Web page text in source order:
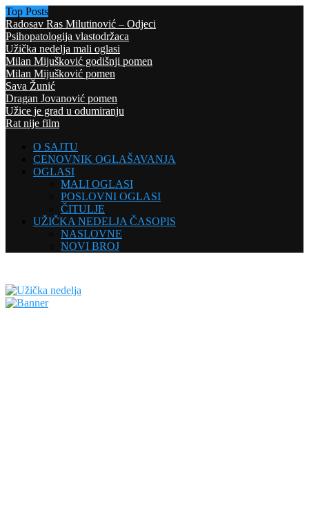
Top Posts
Radosav Ras Milutinović – Odjeci
Psihopatologija vlastodržaca
Užička nedelja mali oglasi
Milan Mijušković godišnji pomen
Milan Mijušković pomen
Sava Žunić
Dragan Jovanović pomen
Užice je grad u odumiranju
Rat nije film
O SAJTU
CENOVNIK OGLAŠAVANJA
OGLASI
MALI OGLASI
POSLOVNI OGLASI
ČITULJE
UŽIČKA NEDELJA ČASOPIS
NASLOVNE
NOVI BROJ